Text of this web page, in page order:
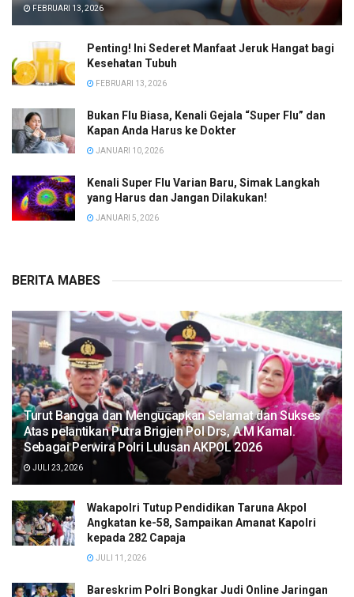
FEBRUARI 13, 2026
Penting! Ini Sederet Manfaat Jeruk Hangat bagi
Kesehatan Tubuh
FEBRUARI 13, 2026
Bukan Flu Biasa, Kenali Gejala “Super Flu” dan
Kapan Anda Harus ke Dokter
JANUARI 10, 2026
Kenali Super Flu Varian Baru, Simak Langkah
yang Harus dan Jangan Dilakukan!
JANUARI 5, 2026
BERITA MABES
Turut Bangga dan Mengucapkan Selamat dan Sukses
Atas pelantikan Putra Brigjen Pol Drs, A.M Kamal.
Sebagai Perwira Polri Lulusan AKPOL 2026
JULI 23, 2026
Wakapolri Tutup Pendidikan Taruna Akpol
Angkatan ke-58, Sampaikan Amanat Kapolri
kepada 282 Capaja
JULI 11, 2026
Bareskrim Polri Bongkar Judi Online Jaringan